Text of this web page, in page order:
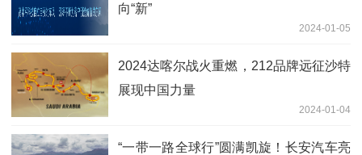
向“新”
2024-01-05
2024达喀尔战火重燃，212品牌远征沙特
展现中国力量
2024-01-04
“一带一路全球行”圆满凯旋！长安汽车亮